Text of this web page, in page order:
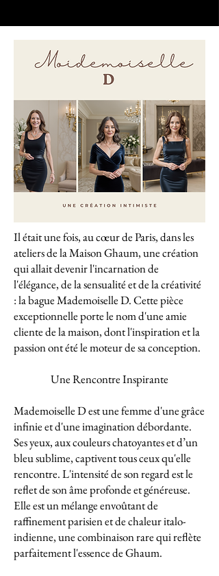
Il était une fois, au cœur de Paris, dans les
ateliers de la Maison Ghaum, une création
qui allait devenir l'incarnation de
l'élégance, de la sensualité et de la créativité
: la bague Mademoiselle D. Cette pièce
exceptionnelle porte le nom d'une amie
cliente de la maison, dont l'inspiration et la
passion ont été le moteur de sa conception.
Une Rencontre Inspirante
Mademoiselle D est une femme d'une grâce
infinie et d'une imagination débordante.
Ses yeux, aux couleurs chatoyantes et d’un
bleu sublime, captivent tous ceux qu'elle
rencontre. L'intensité de son regard est le
reflet de son âme profonde et généreuse.
Elle est un mélange envoûtant de
raffinement parisien et de chaleur italo-
indienne, une combinaison rare qui reflète
parfaitement l'essence de Ghaum.